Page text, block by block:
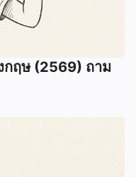
ฤษ (2569) ถาม